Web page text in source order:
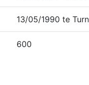
13/05/1990 te
600